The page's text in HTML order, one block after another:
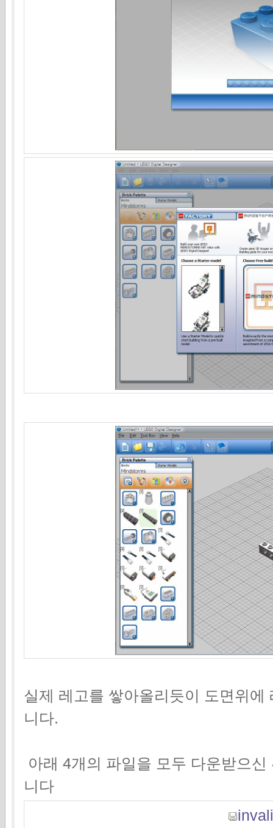
실제 레고를 쌓아올리듯이 도면위
니다.
아래 4개의 파일을 모두 다운받으
니다